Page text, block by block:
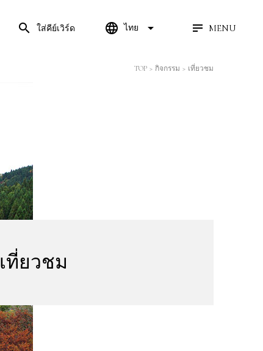
search ใส่คีย์เวิร์ด language ไทย arrow_drop_down MENU
TOP > กิจกรรม > เที่ยวชม
เที่ยวชม